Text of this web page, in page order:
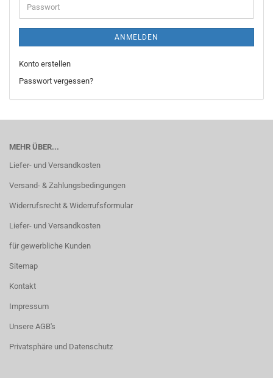
Passwort
ANMELDEN
Konto erstellen
Passwort vergessen?
MEHR ÜBER...
Liefer- und Versandkosten
Versand- & Zahlungsbedingungen
Widerrufsrecht & Widerrufsformular
Liefer- und Versandkosten
für gewerbliche Kunden
Sitemap
Kontakt
Impressum
Unsere AGB's
Privatsphäre und Datenschutz